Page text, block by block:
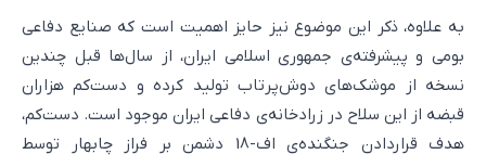
به علاوه، ذکر این موضوع نیز حایز اهمیت است که صنایع دفاعی
بومی و پیشرفته‌ی جمهوری اسلامی ایران، از سال‌ها قبل چندین
نسخه از موشک‌های دوش‌پرتاب تولید کرده و دست‌کم هزاران
قبضه از این سلاح در زرادخانه‌ی دفاعی ایران موجود است. دست‌کم،
هدف قراردادن جنگنده‌ی اف-18 دشمن بر فراز چابهار توسط